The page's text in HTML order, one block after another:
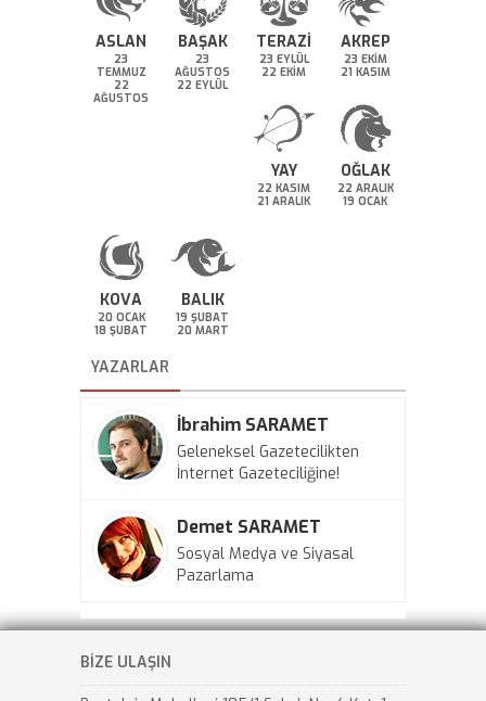
ASLAN
23
TEMMUZ
22
AĞUSTOS
BAŞAK
23
AĞUSTOS
22 EYLÜL
TERAZİ
23 EYLÜL
22 EKİM
AKREP
23 EKİM
21 KASIM
YAY
22 KASIM
21 ARALIK
OĞLAK
22 ARALIK
19 OCAK
KOVA
20 OCAK
18 ŞUBAT
BALIK
19 ŞUBAT
20 MART
YAZARLAR
İbrahim SARAMET
Geleneksel Gazetecilikten
İnternet Gazeteciliğine!
Demet SARAMET
Sosyal Medya ve Siyasal
Pazarlama
BİZE ULAŞIN